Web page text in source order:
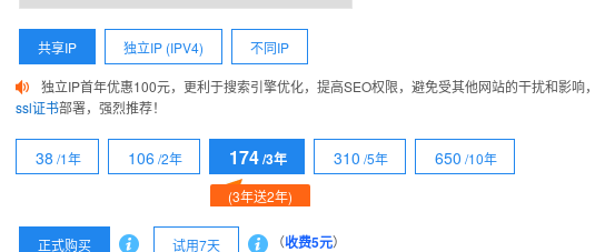
共享IP 独立IP (IPV4) 不同IP
独立IP首年优惠100元，更利于搜索引擎优化，提高SEO权限，避免受其他网站的干扰和影响
ssl证书部署，强烈推荐！
38 /1年 106 /2年 174/3年
(3年送2年)
310 /5年 650 /10年
正式购买 试用7天 （收费5元）